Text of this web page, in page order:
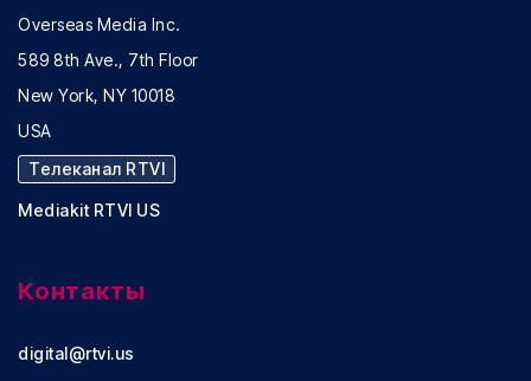
Overseas Media Inc.
589 8th Ave., 7th Floor
New York, NY 10018
USA
Телеканал RTVI
Mediakit RTVI US
Контакты
digital@rtvi.us